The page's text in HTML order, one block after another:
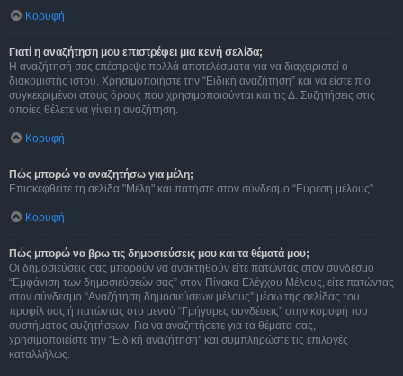
Κορυφή
Γιατί η αναζήτηση μου επιστρέφει μια κενή σελίδα;
Η αναζήτησή σας επέστρεψε πολλά αποτελέσματα για να διαχειριστεί ο
διακομιστής ιστού. Χρησιμοποιήστε την “Ειδική αναζήτηση” και να είστε πιο
συγκεκριμένοι στους όρους που χρησιμοποιούνται και τις Δ. Συζητήσεις στις
οποίες θέλετε να γίνει η αναζήτηση.
Κορυφή
Πώς μπορώ να αναζητήσω για μέλη;
Επισκεφθείτε τη σελίδα "Μέλη" και πατήστε στον σύνδεσμο “Εύρεση μέλους”.
Κορυφή
Πώς μπορώ να βρω τις δημοσιεύσεις μου και τα θέματά μου;
Οι δημοσιεύσεις σας μπορούν να ανακτηθούν είτε πατώντας στον σύνδεσμο
“Εμφάνιση των δημοσιεύσεών σας” στον Πίνακα Ελέγχου Μέλους, είτε πατώντας
στον σύνδεσμο “Αναζήτηση δημοσιεύσεων μέλους” μέσω της σελίδας του
προφίλ σας ή πατώντας στο μενού “Γρήγορες συνδέσεις” στην κορυφή του
συστήματος συζητήσεων. Για να αναζητήσετε για τα θέματα σας,
χρησιμοποιείστε την “Ειδική αναζήτηση” και συμπληρώστε τις επιλογές
καταλλήλως.